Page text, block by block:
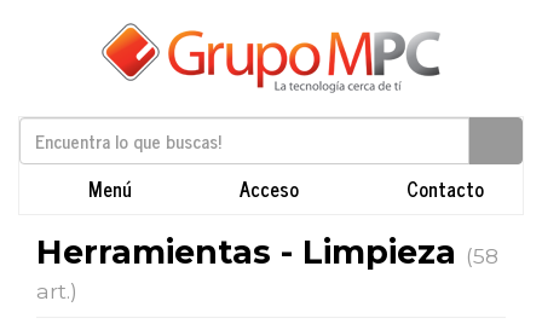
Menú Acceso Contacto
Herramientas - Limpieza (58
art.)